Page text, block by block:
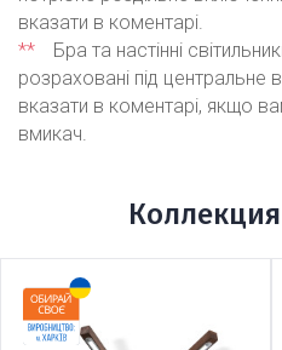
вказати в коментарі.
**
Бра та настінні
розраховані під центральне
вказати в коментарі, якщо
вмикач.